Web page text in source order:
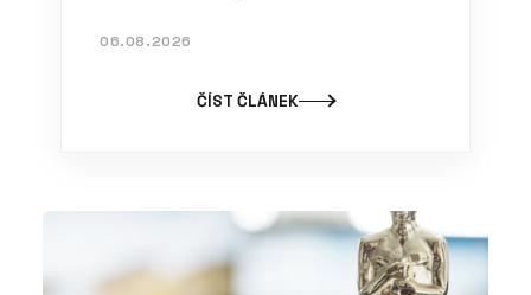
06.08.2026
ČÍST ČLÁNEK